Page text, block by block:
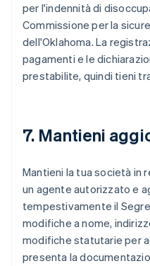
per l'indennità di
Commissione per la
dell'Oklahoma. La
pagamenti e le
prestabilite, quindi tieni
7. Mantieni
Mantieni la tua società in
un agente autorizzato e
tempestivamente il
modifiche a nome,
modifiche statutarie per
presenta la